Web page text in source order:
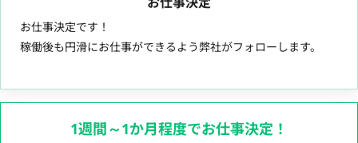
お仕事決定です！
稼働後も円滑にお仕事ができるよう弊社がフォローします。
1週間～1か月程度でお仕事決定！